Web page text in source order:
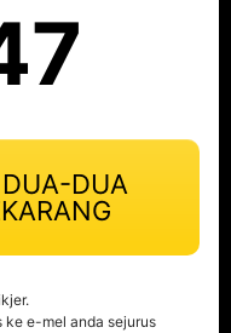
DUA
ke e-mel anda sejurus